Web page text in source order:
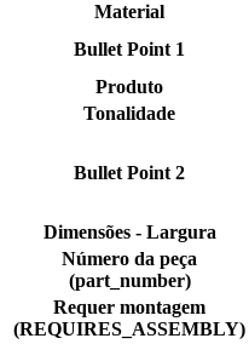
Material
Bullet Point 1
Produto
Tonalidade
Bullet Point 2
Dimensões - Largura
Número da peça
(part_number)
Requer montagem
(REQUIRES_ASSEMBLY)